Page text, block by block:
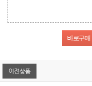
이전상품